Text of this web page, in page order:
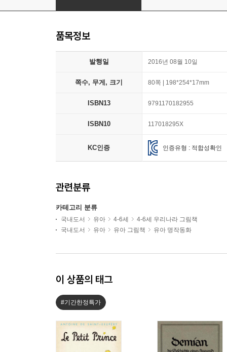
품목정보
발행일 2016년 08월 10일
쪽수, 무게, 크기 80쪽 | 198*254*17mm
ISBN13 9791170182955
ISBN10 117018295X
KC인증 인증유형 : 적합성확인
관련분류
카테고리 분류
국내도서 유아 4-6세
4-6세 우리나라 그림책
국내도서
유아 유아 그림책 유아 명작동화
이 상품의 태그
#기간한정특가